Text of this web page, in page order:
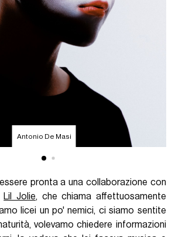
Antonio De Masi
pronta a una collaborazione con
Lil Jolie, che chiama affettuosamente
licei un po' nemici, ci siamo sentite
volevamo chiedere informazioni